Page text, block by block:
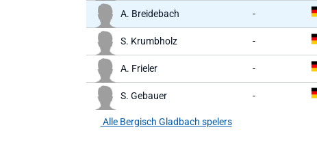
A. Breidebach -
S. Krumbholz -
A. Frieler -
S. Gebauer -
Alle Bergisch Gladbach spelers